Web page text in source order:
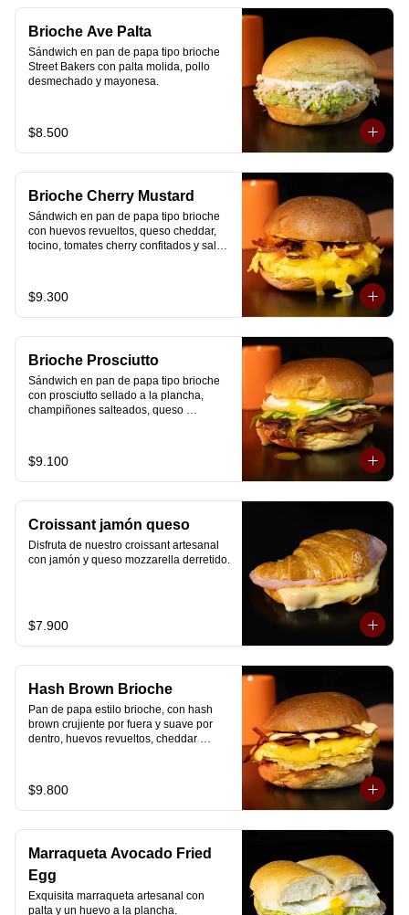
Brioche Ave Palta
Sándwich en pan de papa tipo brioche
Street Bakers con palta molida, pollo
desmechado y mayonesa.
$8.500
Brioche Cherry Mustard
Sándwich en pan de papa tipo brioche
con huevos revueltos, queso cheddar,
tocino, tomates cherry confitados y salsa
$9.300
Brioche Prosciutto
Sándwich en pan de papa tipo brioche
con prosciutto sellado a la plancha,
champiñones salteados, queso
$9.100
Croissant jamón queso
Disfruta de nuestro croissant artesanal
con jamón y queso mozzarella derretido.
$7.900
Hash Brown Brioche
Pan de papa estilo brioche, con hash
brown crujiente por fuera y suave por
dentro, huevos revueltos, cheddar
partir el día en modo desayuno buffet.
$9.800
Marraqueta Avocado Fried
Egg
Exquisita marraqueta artesanal con
palta y un huevo a la plancha.